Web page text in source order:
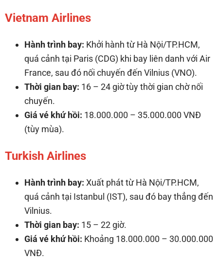
Vietnam Airlines
Hành trình bay: Khởi hành từ Hà Nội/TP.HCM,
quá cảnh tại Paris (CDG) khi bay liên danh với Air
France, sau đó nối chuyến đến Vilnius (VNO).
Thời gian bay: 16 – 24 giờ tùy thời gian chờ nối
chuyến.
Giá vé khứ hồi: 18.000.000 – 35.000.000 VNĐ
(tùy mùa).
Turkish Airlines
Hành trình bay: Xuất phát từ Hà Nội/TP.HCM,
quá cảnh tại Istanbul (IST), sau đó bay thẳng đến
Vilnius.
Thời gian bay: 15 – 22 giờ.
Giá vé khứ hồi: Khoảng 18.000.000 – 30.000.000
VNĐ.